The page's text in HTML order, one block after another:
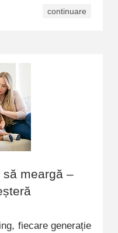
continuare
meargă –
fiecare generație